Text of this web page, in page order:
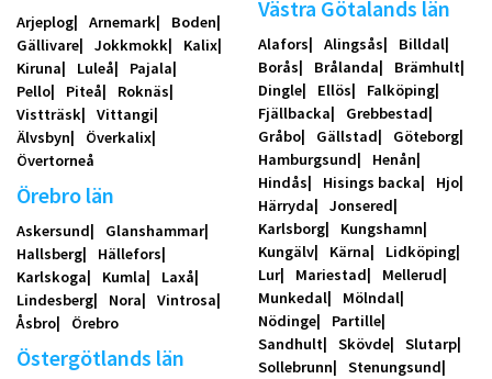
Arjeplog Arnemark
Boden
Gällivare
Jokkmokk
Kalix
Kiruna
Luleå
Pajala
Pello
Piteå
Roknäs
Vistträsk
Vittangi
Älvsbyn
Överkalix
Övertorneå
Örebro län
Askersund
Glanshammar
Hallsberg
Hällefors
Karlskoga
Kumla
Laxå
Lindesberg
Nora
Vintrosa
Åsbro
Örebro
Östergötlands län
Västra Götalands län
Alafors Alingsås
Billdal
Borås
Brålanda
Brämhult
Dingle
Ellös
Falköping
Fjällbacka
Grebbestad
Gråbo
Gällstad
Göteborg
Hamburgsund
Henån
Hindås
Hisings backa
Hjo
Härryda
Jonsered
Karlsborg
Kungshamn
Kungälv
Kärna
Lidköping
Lur
Mariestad
Mellerud
Munkedal
Mölndal
Nödinge
Partille
Sandhult
Skövde
Slutarp
Sollebrunn
Stenungsund